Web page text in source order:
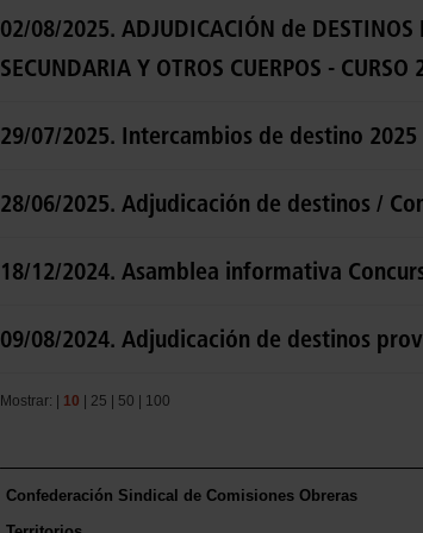
02/08/2025. ADJUDICACIÓN de
SECUNDARIA Y OTROS CUERPOS -
29/07/2025. Intercambios de destino 2025
28/06/2025. Adjudicación de destinos /
18/12/2024. Asamblea informativa
09/08/2024. Adjudicación de destinos
Mostrar: | 10 25 50 100
Confederación Sindical de Comisiones Obreras